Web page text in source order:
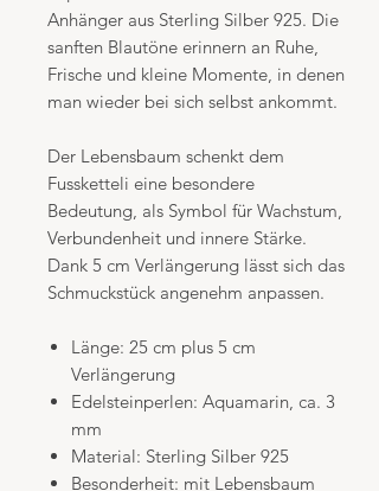
Anhänger aus Sterling Silber 925. Die
sanften Blautöne erinnern an Ruhe,
Frische und kleine Momente, in denen
man wieder bei sich selbst ankommt.
Der Lebensbaum schenkt dem
Fussketteli eine besondere
Bedeutung, als Symbol für Wachstum,
Verbundenheit und innere Stärke.
Dank 5 cm Verlängerung lässt sich das
Schmuckstück angenehm anpassen.
Länge: 25 cm plus 5 cm
Verlängerung
Edelsteinperlen: Aquamarin, ca. 3
mm
Material: Sterling Silber 925
Besonderheit: mit Lebensbaum